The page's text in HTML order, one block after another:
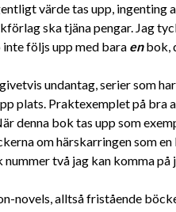
värde tas upp, ingenting
ska tjäna pengar. Jag
följs upp med bara enbok,
undantag, serier som
plats. Praktexemplet på bra
denna bok tas upp som
om härskarringen som
två jag kan komma på
novels, alltså fristående